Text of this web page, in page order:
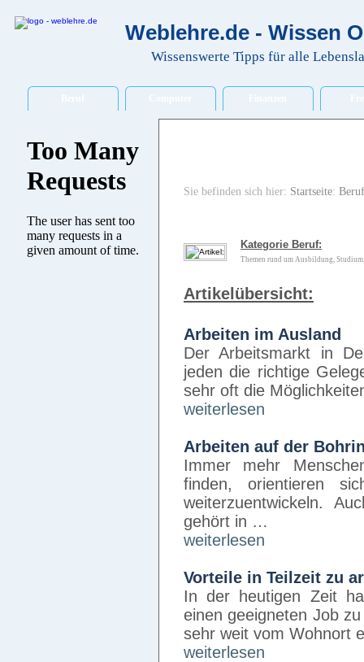
Weblehre.de - Wissen
Wissenswerte Tipps für alle
Sie befinden sich hier: Startseite: Beruf
Kategorie Beruf:
Themen rund um Ausbildung,
Artikelübersicht:
Arbeiten im Ausland
Der Arbeitsmarkt in
jeden die richtige
sehr oft die
weiterlesen
Arbeiten auf der
Immer mehr
finden, orientieren
weiterzuentwickeln.
gehört in …
weiterlesen
Vorteile in Teilzeit zu
In der heutigen Zeit
einen geeigneten Job
sehr weit vom Wohnort
weiterlesen